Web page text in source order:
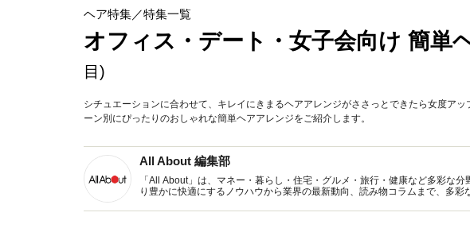
ヘア特集／特集一覧
オフィス・デート・女子会向け 簡単
目)
シチュエーションに合わせて、キレイにきまるヘアアレンジがささっとできたら女度ア
ーン別にぴったりのおしゃれな簡単ヘアアレンジをご紹介します。
All About 編集部
「All About」は、マネー・暮らし・住宅・グルメ・旅行・健康など多彩な
り豊かに快適にするノウハウから業界の最新動向、読み物コラムまで、多